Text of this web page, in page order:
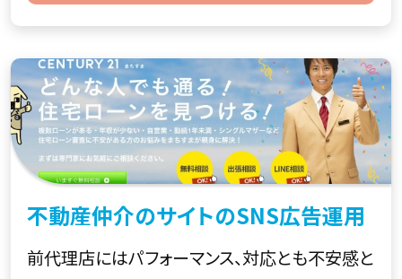
不動産仲介のサイトのSNS広告運用
前代理店にはパフォーマンス、対応とも不安感と